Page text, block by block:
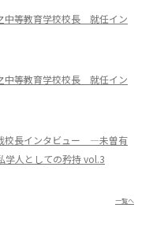
等教育学校校長 就任イン
等教育学校校長 就任イン
校長インタビュー ―未曽有
学人としての矜持 vol.3
一覧へ